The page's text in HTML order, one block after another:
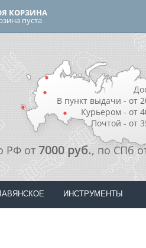
КОРЗИНА
пуста
В пункт выдачи - от
Курьером - от
Почтой - от
РФ от 7000 руб., по СПб
ИНСТРУМЕНТЫ